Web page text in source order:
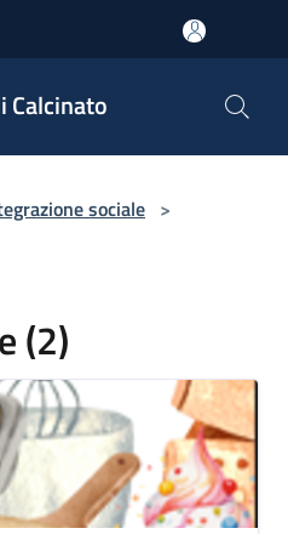
Calcinato
sociale >
(2)